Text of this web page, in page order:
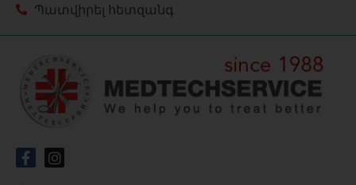
Պատվիրել հետզանգ